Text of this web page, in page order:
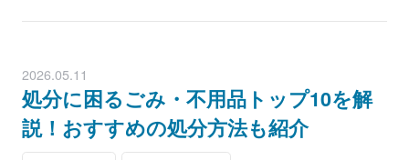
2026.05.11
処分に困るごみ・不用品トップ10を解
説！おすすめの処分方法も紹介